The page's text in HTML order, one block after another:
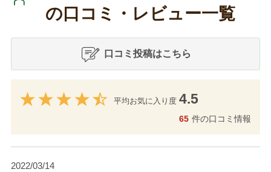
の口コミ・レビュー一覧
口コミ投稿はこちら
平均お気に入り度 4.5
65 件の口コミ情報
2022/03/14